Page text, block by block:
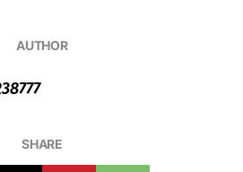
AUTHOR
SHARE